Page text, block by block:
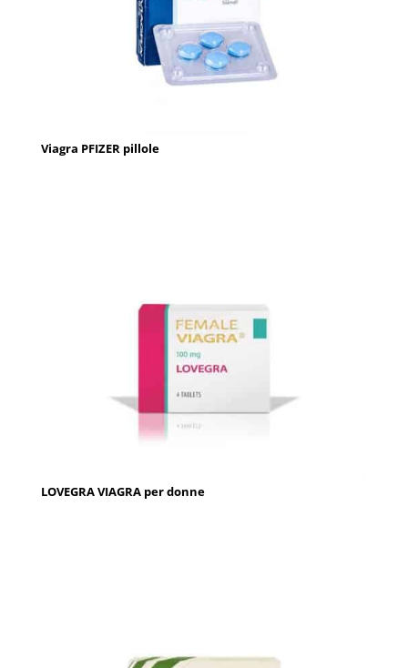
Viagra PFIZER pillole
LOVEGRA VIAGRA per donne